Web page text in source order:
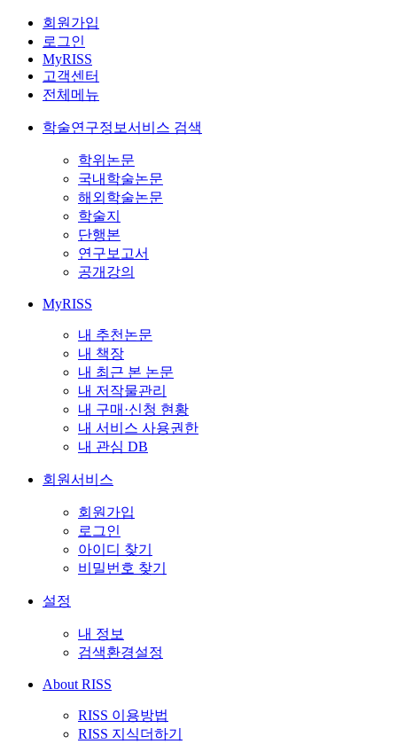
회원가입
로그인
MyRISS
고객센터
전체메뉴
학술연구정보서비스 검색
학위논문
국내학술논문
해외학술논문
학술지
단행본
연구보고서
공개강의
MyRISS
내 추천논문
내 책장
내 최근 본 논문
내 저작물관리
내 구매·신청 현황
내 서비스 사용권한
내 관심 DB
회원서비스
회원가입
로그인
아이디 찾기
비밀번호 찾기
설정
내 정보
검색환경설정
About RISS
RISS 이용방법
RISS 지식더하기